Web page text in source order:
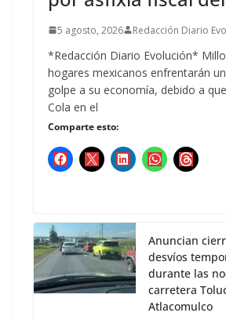
5 agosto, 2026 Redacción Diario
*Redacción Diario Evolución*
hogares mexicanos enfrentarán
golpe a su economía, debido a
Cola en el
Comparte esto:
Anuncian
desvíos
durante las
carretera
Atlacomulco